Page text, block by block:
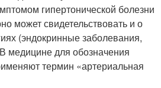
гипертонической болезни
может свидетельствовать и о
(эндокринные заболевания,
медицине для обозначения
термин «артериальная